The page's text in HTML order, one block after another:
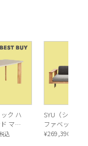
ク ハ
マテ
イニ
込
SYU（シュウ
ファベッド（
ュラル）
¥269,390